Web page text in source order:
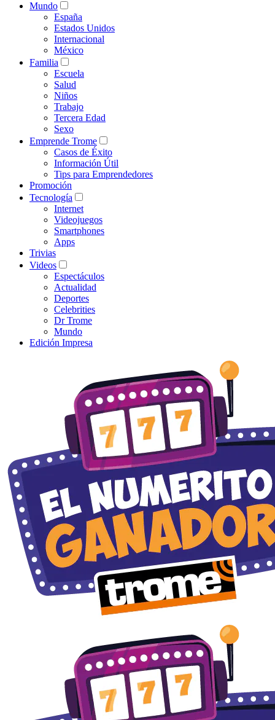
Mundo
España
Estados Unidos
Internacional
México
Familia
Escuela
Salud
Niños
Trabajo
Tercera Edad
Sexo
Emprende Trome
Casos de Éxito
Información Útil
Tips para Emprendedores
Promoción
Tecnología
Internet
Videojuegos
Smartphones
Apps
Trivias
Videos
Espectáculos
Actualidad
Deportes
Celebrities
Dr Trome
Mundo
Edición Impresa